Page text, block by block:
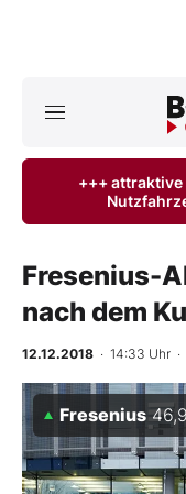
Anlageprodukte
Finanz-Check
Abo & Shop
Experten
Mein B:O
+++ attraktive
Fresenius-
nach dem
12.12.2018 · 14:33 Uhr ·
Fresenius